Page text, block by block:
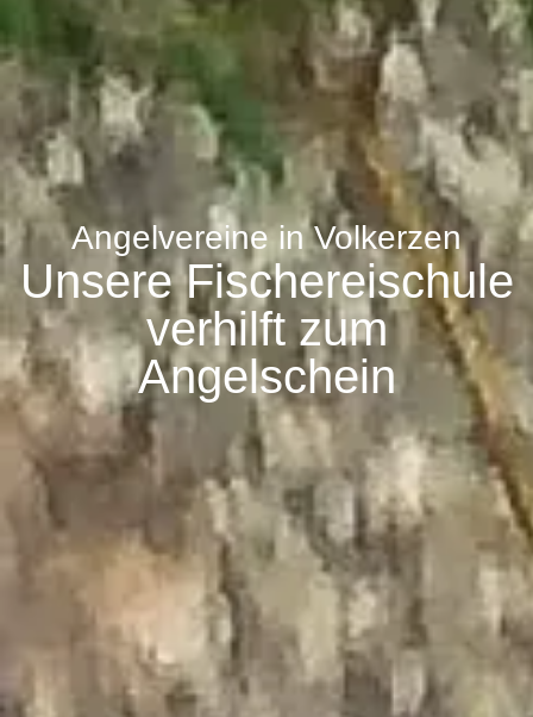
Angelvereine in Volkerzen
Unsere Fischereischule
verhilft zum
Angelschein